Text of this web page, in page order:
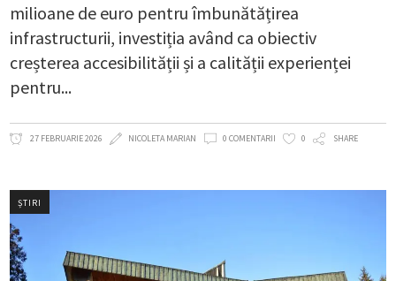
milioane de euro pentru îmbunătățirea
infrastructurii, investiția având ca obiectiv
creșterea accesibilității și a calității experienței
pentru
27 FEBRUARIE 2026 NICOLETA MARIAN 0 COMENTARII 0 SHARE
ȘTIRI